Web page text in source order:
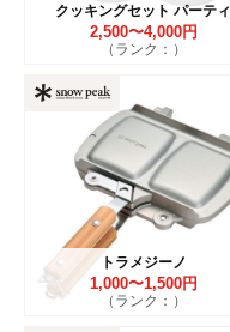
クッキングセット パーティ
2,500〜4,000円
（ランク：）
トラメジーノ
1,000〜1,500円
（ランク：）